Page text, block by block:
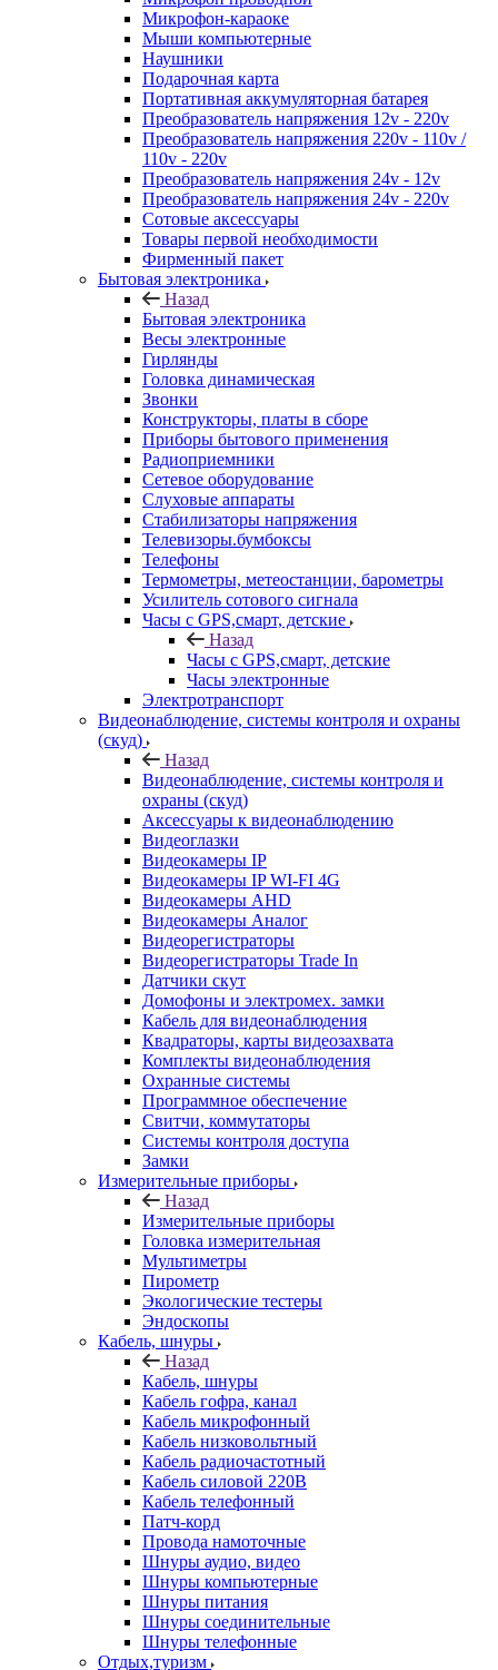
Микрофон-караоке
Мыши компьютерные
Наушники
Подарочная карта
Портативная аккумуляторная батарея
Преобразователь напряжения 12v - 220v
Преобразователь напряжения 220v - 110v /
110v - 220v
Преобразователь напряжения 24v - 12v
Преобразователь напряжения 24v - 220v
Сотовые аксессуары
Товары первой необходимости
Фирменный пакет
Бытовая электроника
Назад
Бытовая электроника
Весы электронные
Гирлянды
Головка динамическая
Звонки
Конструкторы, платы в сборе
Приборы бытового применения
Радиоприемники
Сетевое оборудование
Слуховые аппараты
Стабилизаторы напряжения
Телевизоры.бумбоксы
Телефоны
Термометры, метеостанции, барометры
Усилитель сотового сигнала
Часы с GPS,смарт, детские
Назад
Часы с GPS,смарт, детские
Часы электронные
Электротранспорт
Видеонаблюдение, системы контроля и охраны
(скуд)
Назад
Видеонаблюдение, системы контроля и
охраны (скуд)
Аксессуары к видеонаблюдению
Видеоглазки
Видеокамеры IP
Видеокамеры IP WI-FI 4G
Видеокамеры AHD
Видеокамеры Аналог
Видеорегистраторы
Видеорегистраторы Trade In
Датчики скут
Домофоны и электромех. замки
Кабель для видеонаблюдения
Квадраторы, карты видеозахвата
Комплекты видеонаблюдения
Охранные системы
Программное обеспечение
Свитчи, коммутаторы
Системы контроля доступа
Замки
Измерительные приборы
Назад
Измерительные приборы
Головка измерительная
Мультиметры
Пирометр
Экологические тестеры
Эндоскопы
Кабель, шнуры
Назад
Кабель, шнуры
Кабель гофра, канал
Кабель микрофонный
Кабель низковольтный
Кабель радиочастотный
Кабель силовой 220В
Кабель телефонный
Патч-корд
Провода намоточные
Шнуры аудио, видео
Шнуры компьютерные
Шнуры питания
Шнуры соединительные
Шнуры телефонные
Отдых,туризм